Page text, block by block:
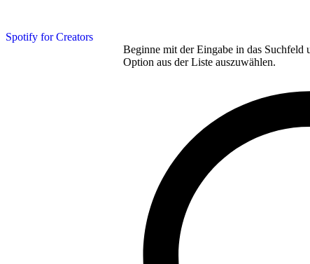
Spotify for Creators
Beginne mit der Eingabe in das Suchfeld
Option aus der Liste auszuwählen.